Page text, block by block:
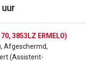
3853LZ ERMELO)
Afgeschermd,
(Assistent-